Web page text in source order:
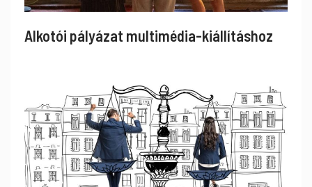
Alkotói pályázat multimédia-kiállításhoz